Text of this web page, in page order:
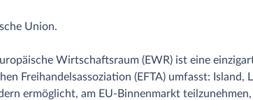
Union.
Wirtschaftsraum (EWR) ist eine
Freihandelsassoziation (EFTA) umfasst:
ermöglicht, am EU-Binnenmarkt